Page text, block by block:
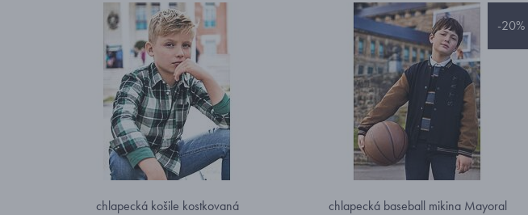
chlapecká košile kostkovaná
-20%
chlapecká baseball mikina Mayoral